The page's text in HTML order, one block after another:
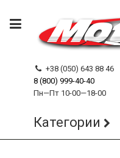
+38 (050) 643 88 46
8 (800) 999-40-40
Пн—Пт 10-00—18-00
Категории